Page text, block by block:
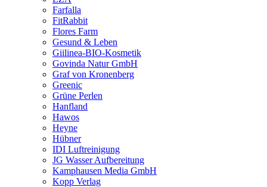
Farfalla
FitRabbit
Flores Farm
Gesund & Leben
Giilinea-BIO-Kosmetik
Govinda Natur GmbH
Graf von Kronenberg
Greenic
Grüne Perlen
Hanfland
Hawos
Heyne
Hübner
IDI Luftreinigung
JG Wasser Aufbereitung
Kamphausen Media GmbH
Kopp Verlag